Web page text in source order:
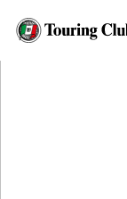
HOME